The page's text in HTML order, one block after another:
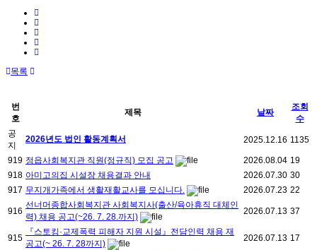
목록
번
호
제목 날짜
조회
수
공
지
2026년도 법인 활동계획서 2025.12.16 1135
919 정읍사회복지관 직원(정규직) 모집 공고 2026.08.04 19
918 아미고의집 시설장 채용결과 안내 2026.07.30 30
917 무지개가족에서 생활재활교사를 모십니다. 2026.07.23 22
916
선너머종합사회복지관 사회복지사(출산/육아휴직 대체인
력) 채용 공고(~26. 7. 28.까지)
2026.07.13 37
915
『스토킹·교제폭력 피해자 지원 시설』전담인력 채용 재
공고(~ 26. 7. 28까지)
2026.07.13 17